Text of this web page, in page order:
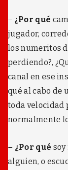
b
u
a
r
o
n
a
s
í
– ¿Por qué
jugador,
los numeritos
perdiendo?,
canal en ese
qué al cabo de
toda velocidad
normalmente lo
– ¿Por qué
alguien, o